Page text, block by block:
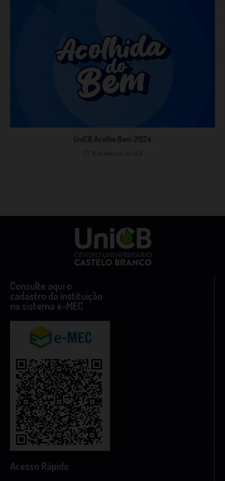
UniCB Acolhe Bem 2024
28 de fevereiro de 2024
Consulte aqui o
cadastro da instituição
no sistema e-MEC
Acesso Rápido